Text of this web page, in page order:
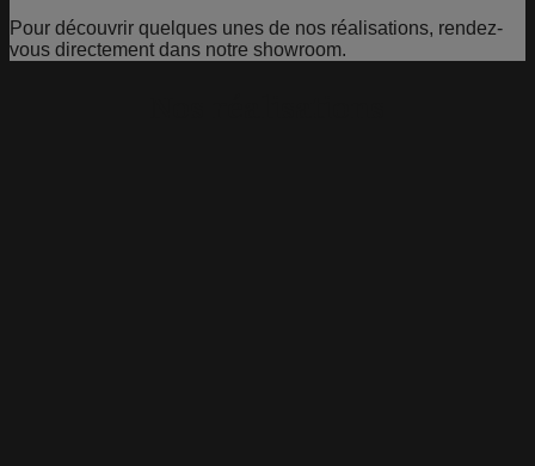
Pour découvrir quelques unes de nos réalisations, rendez-
vous directement dans notre showroom.